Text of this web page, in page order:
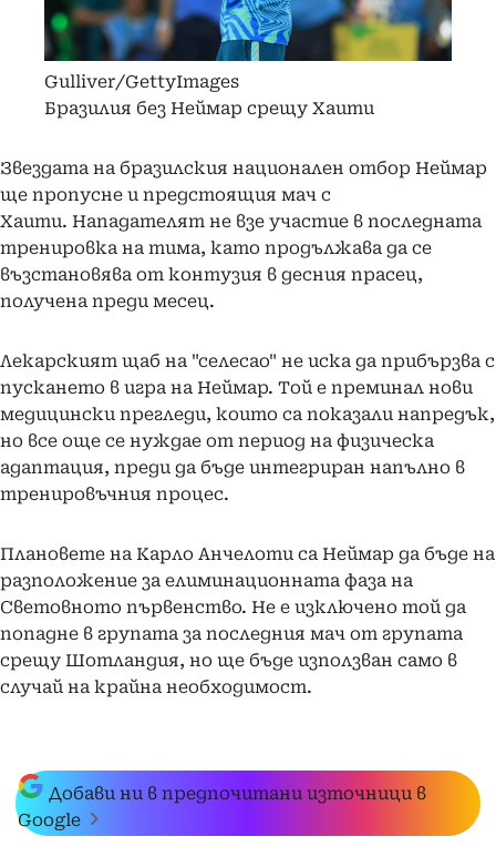
Gulliver/GettyImages
Бразилия без Неймар срещу Хаити
Звездата на бразилския национален отбор Неймар
ще пропусне и предстоящия мач с
Хаити. Нападателят не взе участие в последната
тренировка на тима, като продължава да се
възстановява от контузия в десния прасец,
получена преди месец.
Лекарският щаб на "селесао" не иска да прибързва с
пускането в игра на Неймар. Той е преминал нови
медицински прегледи, които са показали напредък,
но все още се нуждае от период на физическа
адаптация, преди да бъде интегриран напълно в
тренировъчния процес.
Плановете на Карло Анчелоти са Неймар да бъде на
разположение за елиминационната фаза на
Световното първенство. Не е изключено той да
попадне в групата за последния мач от групата
срещу Шотландия, но ще бъде използван само в
случай на крайна необходимост.
Добави ни в предпочитани източници в
Google